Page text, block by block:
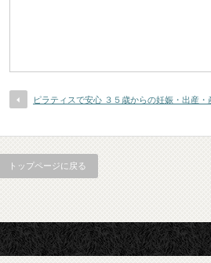
ピラティスで安心 ３５歳からの妊娠・出産・
トップページに戻る